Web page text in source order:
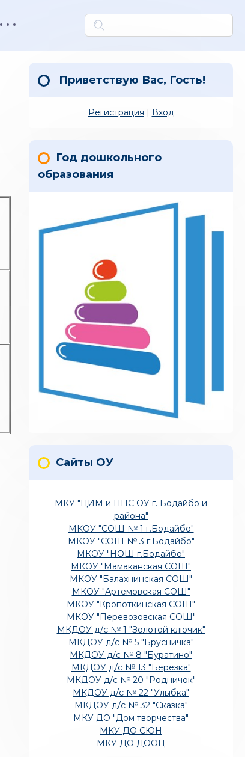
Приветствую Вас, Гость!
Регистрация | Вход
Год дошкольного
образования
Сайты ОУ
МКУ "ЦИМ и ППС ОУ г. Бодайбо и
района"
МКОУ "СОШ № 1 г.Бодайбо"
МКОУ "СОШ № 3 г.Бодайбо"
МКОУ "НОШ г.Бодайбо"
МКОУ "Мамаканская СОШ"
МКОУ "Балахнинская СОШ"
МКОУ "Артемовская СОШ"
МКОУ "Кропоткинская СОШ"
МКОУ "Перевозовская СОШ"
МКДОУ д/с № 1 "Золотой ключик"
МКДОУ д/с № 5 "Брусничка"
МКДОУ д/с № 8 "Буратино"
МКДОУ д/с № 13 "Березка"
МКДОУ д/с № 20 "Родничок"
МКДОУ д/с № 22 "Улыбка"
МКДОУ д/с № 32 "Сказка"
МКУ ДО "Дом творчества"
МКУ ДО СЮН
МКУ ДО ДООЦ